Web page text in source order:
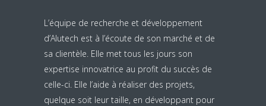
L’équipe de recherche et développement
d’Alutech est à l’écoute de son marché et de
sa clientèle. Elle met tous les jours son
expertise innovatrice au profit du succès de
celle-ci. Elle l’aide à réaliser des projets,
quelque soit leur taille, en développant pour